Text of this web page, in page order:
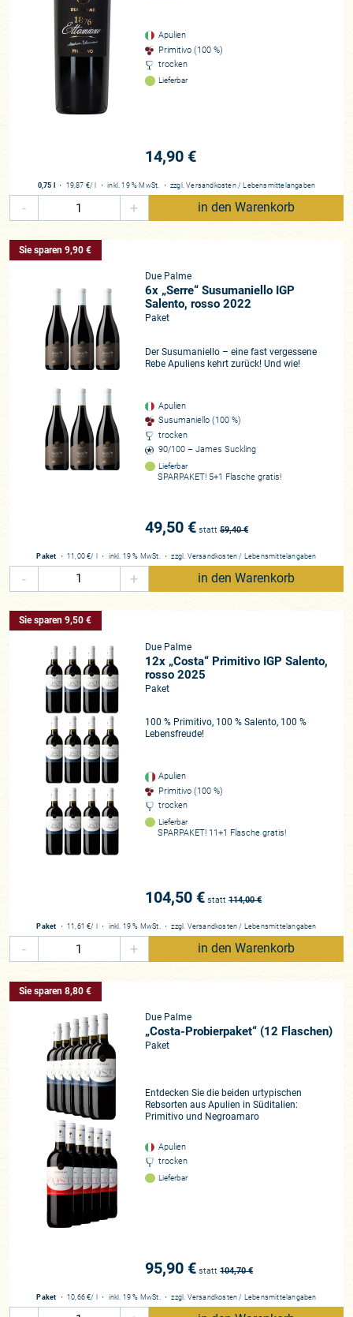
Apulien
Primitivo (100 %)
trocken
Lieferbar
14,90 €
0,75 l ・ 19,87 €/ l ・inkl. 19 % MwSt. ・ zzgl.Versandkosten / Lebensmittelangaben
- + in den Warenkorb
Sie sparen 9,90 €
Due Palme
6x „Serre“ Susumaniello IGP
Salento, rosso 2022
Paket
Der Susumaniello – eine fast vergessene
Rebe Apuliens kehrt zurück! Und wie!
Apulien
Susumaniello (100 %)
trocken
90/100 – James Suckling
Lieferbar
SPARPAKET! 5+1 Flasche gratis!
49,50 € statt 59,40€
Paket ・ 11,00 €/ l ・ inkl. 19 % MwSt. ・zzgl. Versandkosten / Lebensmittelangaben
- + in den Warenkorb
Sie sparen 9,50 €
Due Palme
12x „Costa“ Primitivo IGP Salento,
rosso 2025
Paket
100 % Primitivo, 100 % Salento, 100 %
Lebensfreude!
Apulien
Primitivo (100 %)
trocken
Lieferbar
SPARPAKET! 11+1 Flasche gratis!
104,50 € statt 114,00€
Paket ・ 11,61 €/ l ・ inkl. 19 % MwSt.・zzgl. Versandkosten / Lebensmittelangaben
- + in den Warenkorb
Sie sparen 8,80 €
Due Palme
„Costa-Probierpaket“ (12 Flaschen)
Paket
Entdecken Sie die beiden urtypischen
Rebsorten aus Apulien in Süditalien:
Primitivo und Negroamaro
Apulien
trocken
Lieferbar
95,90 € statt 104,70€
Paket ・ 10,66 €/ l ・ inkl. 19 % MwSt. ・zzgl. Versandkosten / Lebensmittelangaben